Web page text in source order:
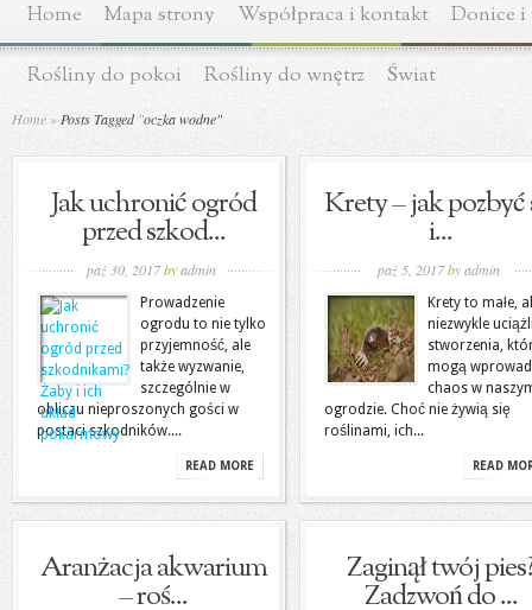
Home Mapa strony Współpraca i kontakt Donice i
Rośliny do pokoi Rośliny do wnętrz Świat
Home » Posts Tagged"oczka wodne"
Jak uchronić ogród
przed szkod...
paź 30, 2017by admin
Prowadzenie
ogrodu to nie tylko
przyjemność, ale
także wyzwanie,
szczególnie w
obliczu nieproszonych gości w
postaci szkodników....
READ MORE
Krety – jak pozbyć
i...
paź 5, 2017by admin
Krety to małe,
niezwykle
stworzenia,
mogą
chaos w
ogrodzie. Choć nie żywią się
roślinami, ich...
READ
Aranżacja akwarium
– roś...
Zaginął twój
Zadzwoń do ...